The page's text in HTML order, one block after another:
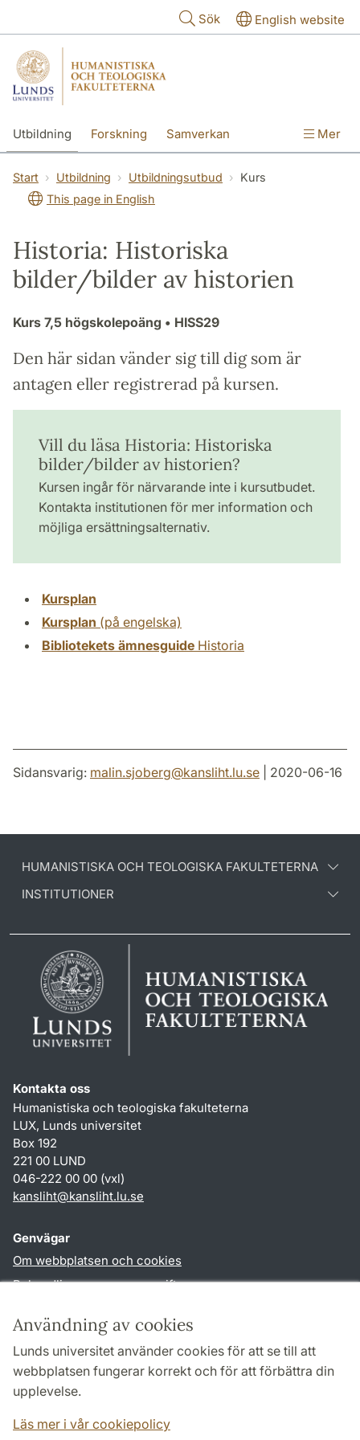
Användning av cookies
Lunds universitet använder cookies för att se till att
webbplatsen fungerar korrekt och för att förbättra din
upplevelse.
Läs mer i vår cookiepolicy
Sök English website
Utbildning Forskning Samverkan Mer
Start Utbildning Utbildningsutbud
Kurs
This page in English
Historia: Historiska
bilder/bilder av historien
Kurs 7,5 högskolepoäng • HISS29
Den här sidan vänder sig till dig som är
antagen eller registrerad på kursen.
Vill du läsa Historia: Historiska
bilder/bilder av historien?
Kursen ingår för närvarande inte i kursutbudet.
Kontakta institutionen för mer information och
möjliga ersättningsalternativ.
Kursplan
Kursplan (på engelska)
Bibliotekets ämnesguide Historia
Sidansvarig: malin.sjoberg@kansliht.lu.se | 2020-06-16
HUMANISTISKA OCH TEOLOGISKA FAKULTETERNA
INSTITUTIONER
Kontakta oss
Humanistiska och teologiska fakulteterna
LUX, Lunds universitet
Box 192
221 00 LUND
046-222 00 00 (vxl)
kansliht@kansliht.lu.se
Genvägar
Om webbplatsen och cookies
Behandling av personuppgifter
TYPO3-login
Följ oss i sociala medier